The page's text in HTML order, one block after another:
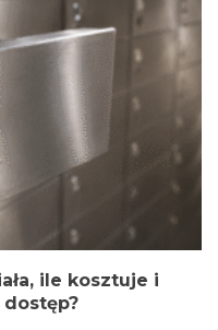
ile kosztuje i